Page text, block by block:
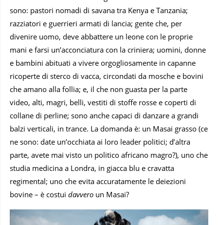
sono: pastori nomadi di savana tra Kenya e Tanzania;
razziatori e guerrieri armati di lancia; gente che, per
divenire uomo, deve abbattere un leone con le proprie
mani e farsi un’acconciatura con la criniera; uomini, donne
e bambini abituati a vivere orgogliosamente in capanne
ricoperte di sterco di vacca, circondati da mosche e bovini
che amano alla follia; e, il che non guasta per la parte
video, alti, magri, belli, vestiti di stoffe rosse e coperti di
collane di perline; sono anche capaci di danzare a grandi
balzi verticali, in trance. La domanda è: un Masai grasso (ce
ne sono: date un’occhiata ai loro leader politici; d’altra
parte, avete mai visto un politico africano magro?), uno che
studia medicina a Londra, in giacca blu e cravatta
regimental; uno che evita accuratamente le deiezioni
bovine – è costui davvero un Masai?